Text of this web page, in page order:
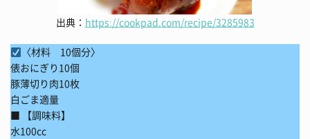
出典： https://cookpad.com/recipe/3285983
〈材料 10個分〉
俵おにぎり10個
豚薄切り肉10枚
白ごま適量
■ 【調味料】
水100cc